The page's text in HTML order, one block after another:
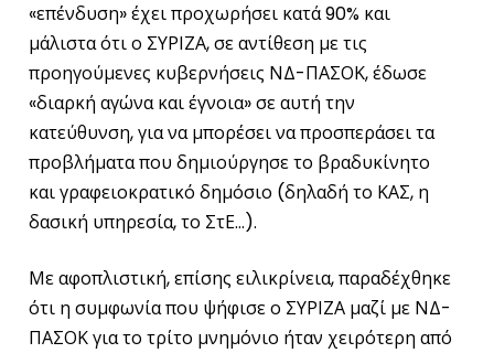
«επένδυση» έχει προχωρήσει κατά 90% και
μάλιστα ότι ο ΣΥΡΙΖΑ, σε αντίθεση με τις
προηγούμενες κυβερνήσεις ΝΔ-ΠΑΣΟΚ, έδωσε
«διαρκή αγώνα και έγνοια» σε αυτή την
κατεύθυνση, για να μπορέσει να προσπεράσει τα
προβλήματα που δημιούργησε το βραδυκίνητο
και γραφειοκρατικό δημόσιο (δηλαδή το ΚΑΣ, η
δασική υπηρεσία, το ΣτΕ…).
Με αφοπλιστική, επίσης ειλικρίνεια, παραδέχθηκε
ότι η συμφωνία που ψήφισε ο ΣΥΡΙΖΑ μαζί με ΝΔ-
ΠΑΣΟΚ για το τρίτο μνημόνιο ήταν χειρότερη από